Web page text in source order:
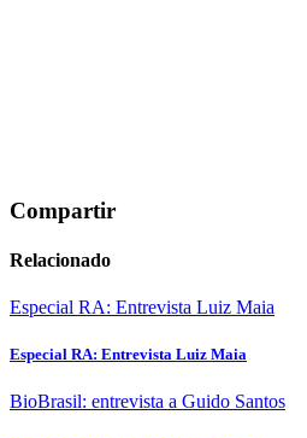
Compartir
Relacionado
Especial RA: Entrevista Luiz Maia
Especial RA: Entrevista Luiz Maia
BioBrasil: entrevista a Guido Santos